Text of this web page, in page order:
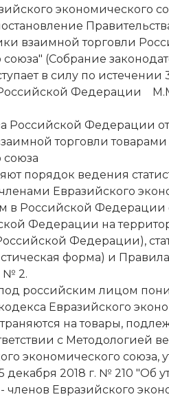
экономического
взаимной торговли
(Собрание
в силу по
Российской Федерации
Российской Федерации
торговли
союза
порядок ведения
Евразийского
Российской Федерации
Федерации на
Федерации),
форма) и
№ 2.
российским лицом
Евразийского
на товары,
с Методологией
экономического
декабря 2018 г. № 210 "Об
- членов Евразийского